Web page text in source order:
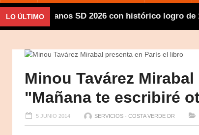
LO ÚLTIMO SD 2026 con histórico logro de
Minou Tavárez
"Mañana te escribiré
5 JUNIO 2014 SERVICIOS - COSTA VERDE DR